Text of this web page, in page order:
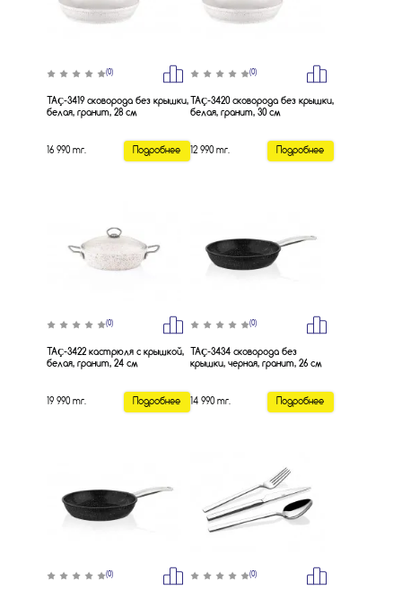
(0)
TAÇ-3419 сковорода без крышки,
белая, гранит, 28 см
16 990 тг. Подробнее
(0)
TAÇ-3420 сковорода без крышки,
белая, гранит, 30 см
12 990 тг. Подробнее
(0)
TAÇ-3422 кастрюля с крышкой,
белая, гранит, 24 см
19 990 тг. Подробнее
(0)
TAÇ-3434 сковорода без
крышки, черная, гранит, 26 см
14 990 тг. Подробнее
(0) (0)